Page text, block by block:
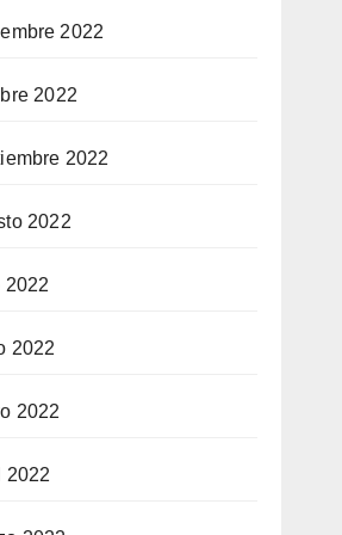
2022
2022
2022
2022
2022
2022
2022
2022